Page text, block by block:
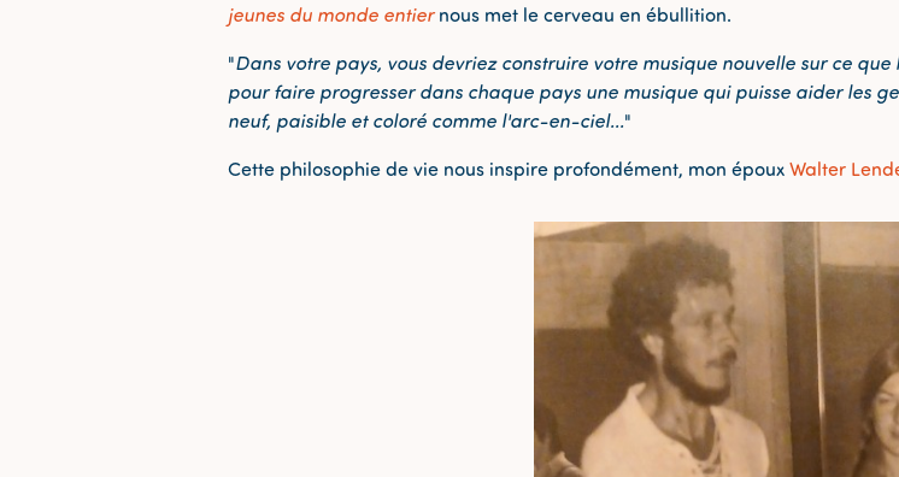
jeunes du monde entiernous met le cerveau en ébullition.
"Dans votre pays, vous devriez construire votre musique nouvelle sur ce
pour faire progresser dans chaque pays une musique qui puisse aider les
neuf, paisible et coloré comme l'arc-en-ciel..."
Cette philosophie de vie nous inspire profondément, mon époux Walter